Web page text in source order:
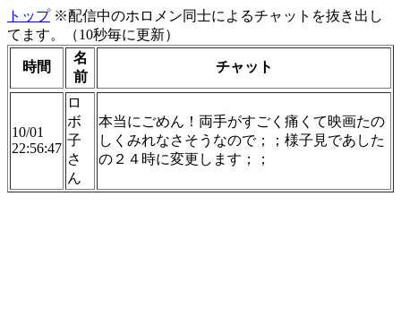
トップ※配信中のホロメン同士によるチャットを抜き出し
てます。（10秒毎に更新）
時間
名
前
チャット
10/01
22:56:47
ロ
ボ
子
さ
ん
本当にごめん！両手がすごく痛くて映画たの
しくみれなさそうなので；；様子見であした
の２４時に変更します；；